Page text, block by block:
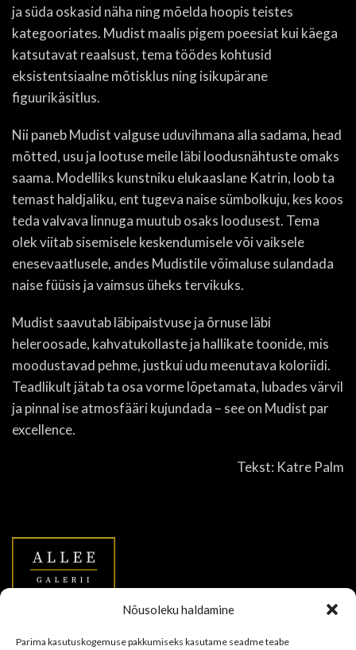
Nõusoleku haldamine
Parima kasutuskogemuse pakkumiseks kasutame seadme teabe
ja süda oskasid näha ning mõelda hoopis teistes
kategooriates. Mudist maalis pigem poeesiat kui käega
katsutavat reaalsust, tema töödes kohtusid
eksistentsiaalne mõtisklus ning isikupärane
figuurikäsitlus.
Nii paneb Mudist valguse uduvihmana alla sadama, head
mõtted, usu ja lootuse meile läbi loodusnähtuste omaks
saama. Modelliks kunstniku elukaaslane Katrin, loob ta
temast haldjaliku, ent tugeva naise sümbolkuju, kes koos
teda valvava linnuga muutub osaks loodusest. Tema
olek viitab sisemisele keskendumisele või vaiksele
enesevaatlusele, andes Mudistile võimaluse sulandada
naise füüsis ja vaimsus üheks tervikuks.
Mudist saavutab läbipaistvuse ja õrnuse läbi
heleroosade, kahvatukollaste ja hallikate toonide, mis
moodustavad pehme, justkui udu meenutava koloriidi.
Teadlikult jätab ta osa vorme lõpetamata, lubades värvil
ja pinnal ise atmosfääri kujundada – see on Mudist par
excellence.
Tekst: Katre Palm